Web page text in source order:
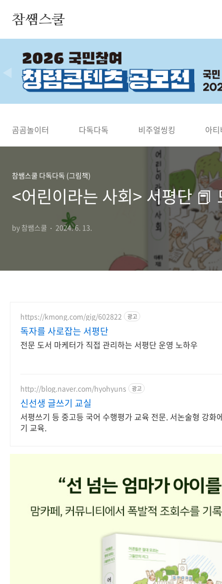
참쌤스쿨
곰곰놀이터 다독다독 비주얼씽킹 아
참쌤스쿨 다독다독 (그림책)
<어린이라는 사회> 서평단 📕
by 참쌤스쿨 2024. 6. 13.
https://kmong.com/gig/602822 광고
독자를 사로잡는 서평단
전문 도서 마케터가 직접 관리하는 서평단 운영 노하우
http://blog.naver.com/hyohyuns 광고
신선생 글쓰기 교실
서평쓰기 등 중고등 국어 수행평가 교육 전문. 서논술형 강화
기 교육.